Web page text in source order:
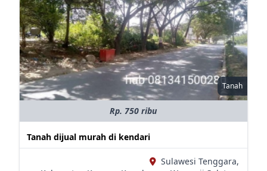
Tanah
Rp. 750 ribu
Tanah dijual murah di kendari
Sulawesi Tenggara,